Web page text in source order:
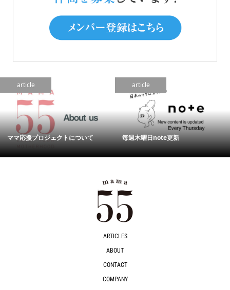
article
ママ応援プロジェクトについて
article
毎週木曜日note更新
ARTICLES
ABOUT
CONTACT
COMPANY